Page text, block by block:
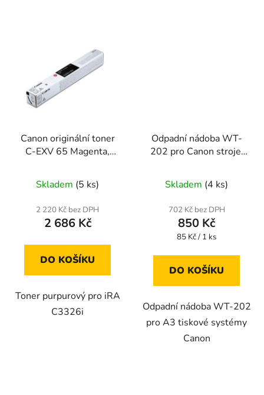
Canon originální toner
C-EXV 65 Magenta,
Skladem (5 ks)
2 220 Kč bez DPH
2 686 Kč
DO KOŠÍKU
Toner purpurový pro iRA
C3326i
Odpadní nádoba WT-
202 pro Canon stroje,
Skladem (4 ks)
702 Kč bez DPH
850 Kč
Měrná
85 Kč / 1 ks
DO KOŠÍKU
Odpadní nádoba WT-202
pro A3 tiskové systémy
Canon